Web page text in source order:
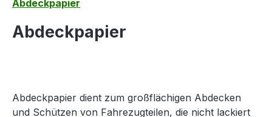
Abdeckpapier
Abdeckpapier
Abdeckpapier dient zum großflächigen Abdecken
und Schützen von Fahrezugteilen, die nicht lackiert